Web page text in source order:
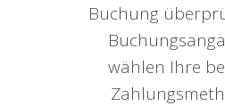
Buchung
wählen Ihre